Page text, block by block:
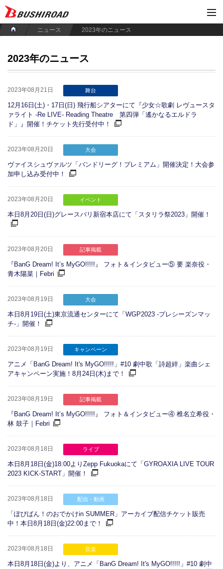
ニュース 2023年のニュース
2023年のニュース
2023年08月21日 舞台
12月16日(土)・17日(日) 飛行船シアターにて『少女☆歌劇 レヴュースタ
ァライト -Re LIVE- Reading Theatre 第四弾「遙かなるエルドラ
ド」』開催！チケット先行受付中！
2023年08月20日 大会
ヴァイスシュヴァルツ「バンドリーグ！プレミアム」開催決定！大会参
加申し込み受付中！
2023年08月20日 イベント
本日8月20日(日)グレースバリ新宿本店にて「スタリラ祭2023」開催！
2023年08月20日 記事掲載
『BanG Dream! It’s MyGO!!!!!』 フォト＆インタビュー⑤ 要 楽奈役・
青木陽菜｜Febri
2023年08月19日 大会
本日8月19日(土)東京流通センターにて「WGP2023 -プレシーズンマッ
チ-」開催！
2023年08月19日 キャンペーン
アニメ「BanG Dream! It's MyGO!!!!!」#10 劇中歌「詩超絆」楽曲シェ
アキャンペーン実施！8月24日(木)まで！
2023年08月19日 記事掲載
『BanG Dream! It’s MyGO!!!!!』 フォト＆インタビュー④ 椎名立希役・
林 鼓子｜Febri
2023年08月18日 ライブ
本日8月18日(金)18:00よりZepp Fukuokaにて「GYROAXIA LIVE TOUR
2023 KICK-START」開催！
2023年08月18日 配信・動画
「ぽぴばん！のおでかけin SUMMER」アーカイブ配信チケット販売
中！本日8月18日(金)22:00まで！
2023年08月18日 音楽
本日8月18日(金)より、アニメ「BanG Dream! It's MyGO!!!!!」#10 劇中